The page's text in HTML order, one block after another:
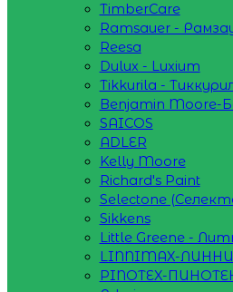
TimberCare
Ramsauer -
Reesa
Dulux - Luxium
Tikkurila -
Benjamin Moore-
SAICOS
ADLER
Kelly Moore
Richard's Paint
Selectone
Sikkens
Little Greene -
LINNIMAX-
PINOTEX-